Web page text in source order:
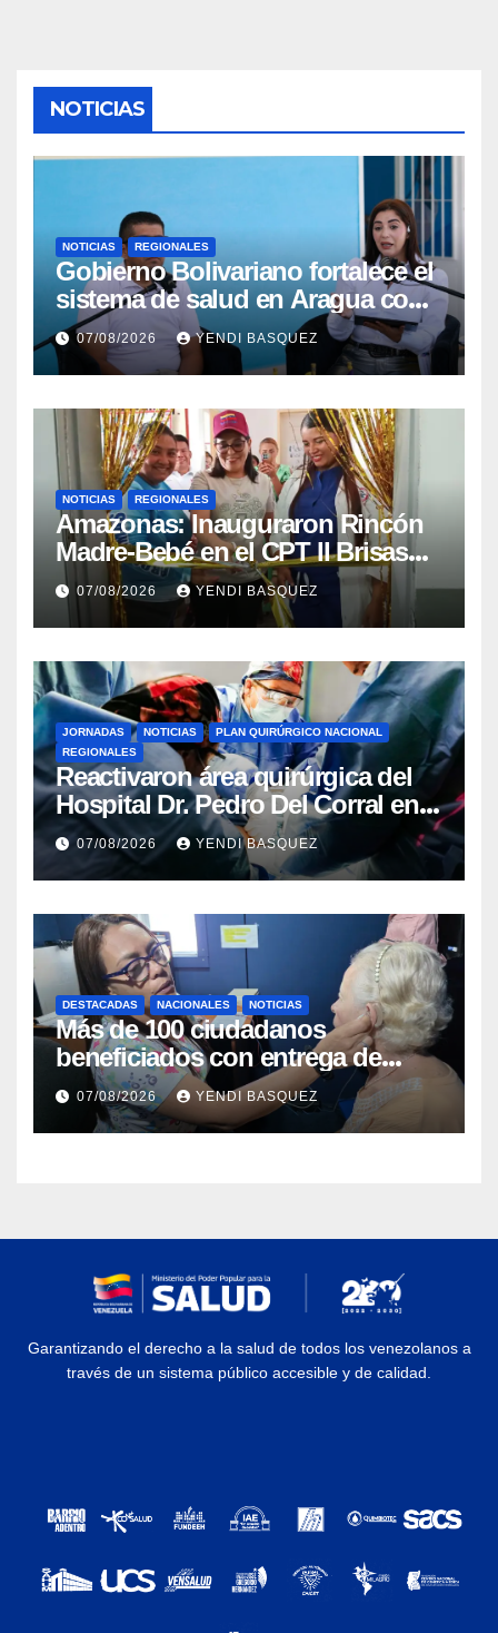
NOTICIAS
NOTICIAS REGIONALES
Gobierno Bolivariano fortalece el
sistema de salud en Aragua con
la reinauguración del CDI La
Mora
07/08/2026 YENDI BASQUEZ
NOTICIAS REGIONALES
​Amazonas: Inauguraron Rincón
Madre-Bebé en el CPT II Brisas
del Aeropuerto ​Inauguraron
Rincón
07/08/2026 YENDI BASQUEZ
JORNADAS NOTICIAS
PLAN QUIRÚRGICO NACIONAL
REGIONALES
Reactivaron área quirúrgica del
Hospital Dr. Pedro Del Corral en
Guárico
07/08/2026 YENDI BASQUEZ
DESTACADAS NACIONALES NOTICIAS
Más de 100 ciudadanos
beneficiados con entrega de
prótesis auditivas en el Centro de
Rehabilitación J.J. Arvelo
07/08/2026 YENDI BASQUEZ
Garantizando el derecho a la salud de todos los venezolanos a
través de un sistema público accesible y de calidad.